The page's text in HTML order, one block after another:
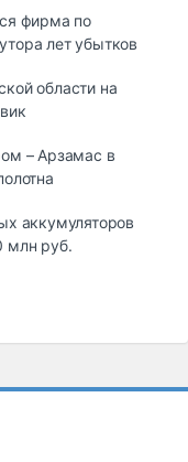
фирма по
лет убытков
области на
– Арзамас в
аккумуляторов
млн руб.